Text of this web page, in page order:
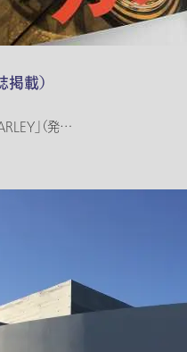
掲載）
」（発…